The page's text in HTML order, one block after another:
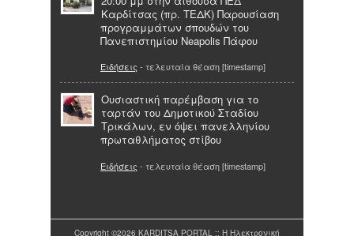
Καρδίτσας (πρ. ΤΕΔΚ) Παρουσίαση
προγραμμάτων σπουδών του
Πανεπιστημίου Neapolis Πάφου
Ειδήσεις - τελευταία θέαση [timestamp]
Ουσιαστική παρέμβαση για το
ταρτάν του Δημοτικού Σταδίου
Τρικάλων, εν όψει πανελληνίου
πρωταθλήματος στίβου
Ειδήσεις - τελευταία θέαση [timestamp]
Copyright ©2026 KARDITSA PORTAL :: Η Ηλεκτρονική